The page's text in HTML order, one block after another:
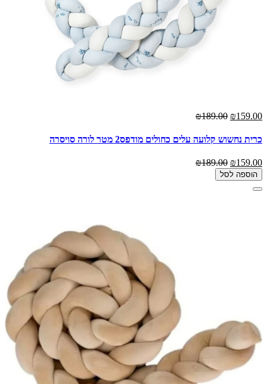
₪159.00
₪189.00
כרית נחשוש קלועה עלים כחולים מודפס2 מטר לורה סויסרה
₪159.00
₪189.00
הוספה לסל